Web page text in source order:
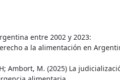
entre 2002 y 2023:
a la alimentación en
Ambort, M. (2025) La